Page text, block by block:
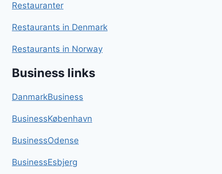
Restauranter
Restaurants in Denmark
Restaurants in Norway
Business links
DanmarkBusiness
BusinessKøbenhavn
BusinessOdense
BusinessEsbjerg